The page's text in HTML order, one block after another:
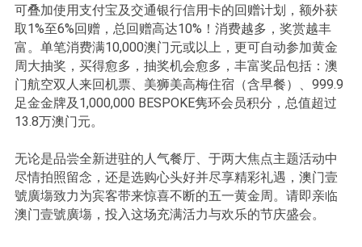
可叠加使用支付宝及交通银行信用卡的回赠计划，额外获
取1%至6%回赠，总回赠高达10%！消费越多，奖赏越丰
富。单笔消费满10,000澳门元或以上，更可自动参加黄金
周大抽奖，买得愈多，抽奖机会愈多，丰富奖品包括：澳
门航空双人来回机票、美狮美高梅住宿（含早餐）、999.9
足金金牌及1,000,000 BESPOKE隽环会员积分，总值超过
13.8万澳门元。
无论是品尝全新进驻的人气餐厅、于两大焦点主题活动中
尽情拍照留念，还是选购心头好并尽享精彩礼遇，澳门壹
號廣塲致力为宾客带来惊喜不断的五一黄金周。请即亲临
澳门壹號廣塲，投入这场充满活力与欢乐的节庆盛会。